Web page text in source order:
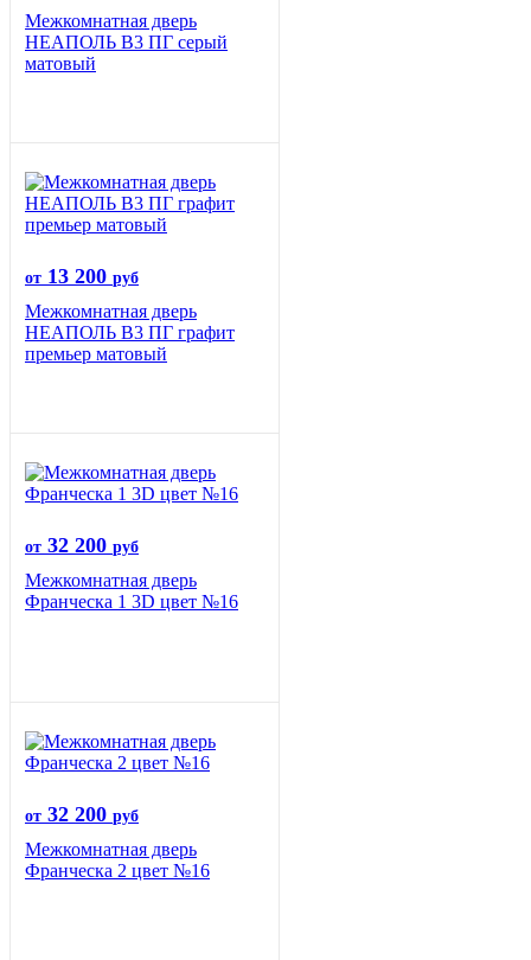
Межкомнатная дверь
НЕАПОЛЬ В3 ПГ серый
матовый
от 13 200 руб
Межкомнатная дверь
НЕАПОЛЬ В3 ПГ графит
премьер матовый
от 32 200 руб
Межкомнатная дверь
Франческа 1 3D цвет №16
от 32 200 руб
Межкомнатная дверь
Франческа 2 цвет №16